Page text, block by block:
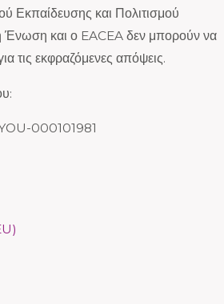
Εκπαίδευσης και Πολιτισμού
και ο EACEA δεν μπορούν να
τις εκφραζόμενες απόψεις.
000101981